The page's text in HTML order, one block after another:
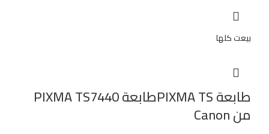
بيعت كلها
طابعة PIXMA TSطابعة PIXMA TS7440
من Canon